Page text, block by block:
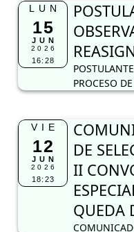
LUN
15
JUN
2026
16:28
PROCESO
VIE
12
JUN
2026
18:23
DE
II
QUEDA